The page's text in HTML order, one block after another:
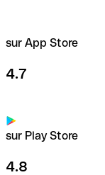
sur App Store
4.7
sur Play Store
4.8